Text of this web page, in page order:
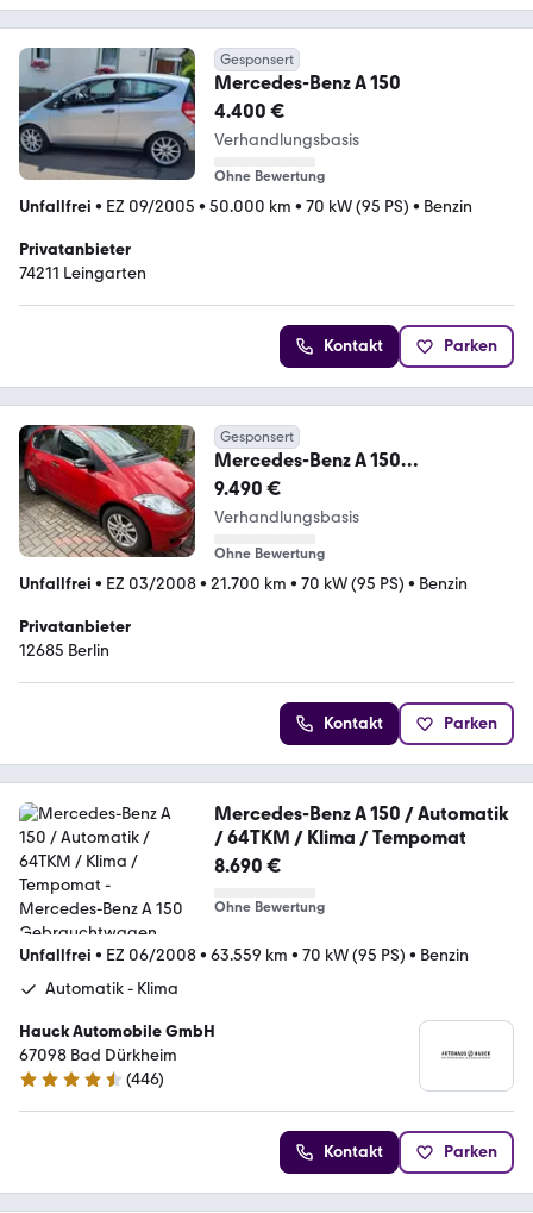
Gesponsert
Mercedes-Benz A 150
4.400 €
Verhandlungsbasis
Ohne Bewertung
Unfallfrei • EZ 09/2005 • 50.000 km • 70 kW (95 PS) • Benzin
Privatanbieter
74211 Leingarten
Kontakt Parken
Gesponsert
Mercedes-Benz A 150
AUTOTRONIC Classic | Nur 21.
9.490 €
Verhandlungsbasis
Ohne Bewertung
Unfallfrei • EZ 03/2008• 21.700 km • 70 kW (95 PS) • Benzin
Privatanbieter
12685 Berlin
Kontakt Parken
Mercedes-Benz A 150 / Automatik
/ 64TKM / Klima / Tempomat
8.690 €
Ohne Bewertung
Unfallfrei • EZ 06/2008• 63.559 km • 70 kW (95 PS) • Benzin
Automatik - Klima
Hauck Automobile GmbH
67098 Bad Dürkheim
4.4 Sterne
(446)
Kontakt Parken